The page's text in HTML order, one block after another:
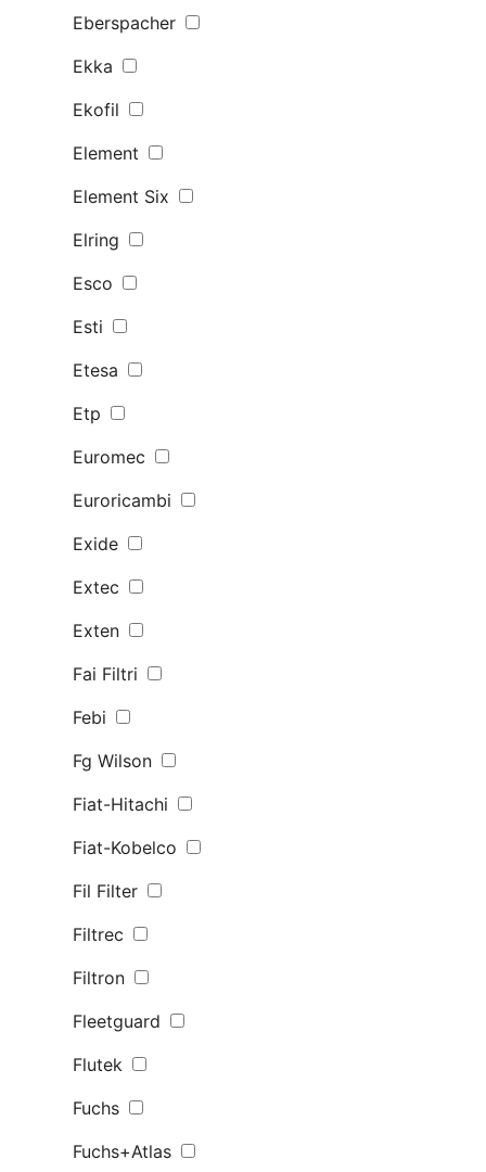
Eberspacher
Ekka
Ekofil
Element
Element Six
Elring
Esco
Esti
Etesa
Etp
Euromec
Euroricambi
Exide
Extec
Exten
Fai Filtri
Febi
Fg Wilson
Fiat-Hitachi
Fiat-Kobelco
Fil Filter
Filtrec
Filtron
Fleetguard
Flutek
Fuchs
Fuchs+Atlas